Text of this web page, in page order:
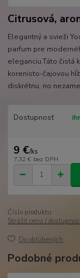
Citrusová,
Elegantný a svieži
parfum pre
eleganciu.Táto čistá
korenisto-čajovou
diskrétnu, no
Dostupnosť
9 €/ks
7,32 € bez DPH
Číslo produktu:
Strážiť cenu /
Do obľúbených
Podobné